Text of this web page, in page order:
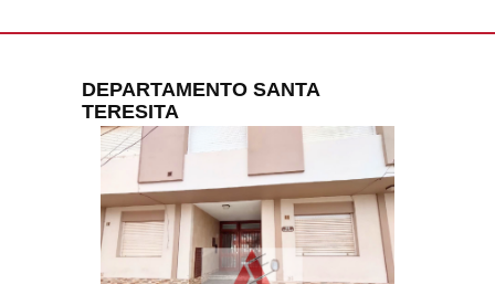
DEPARTAMENTO SANTA
TERESITA